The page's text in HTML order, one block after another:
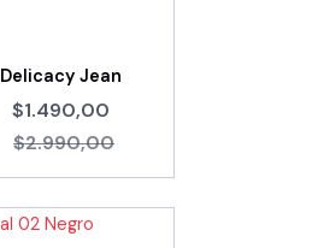
Delicacy Jean
$1.490,00
$2.990,00